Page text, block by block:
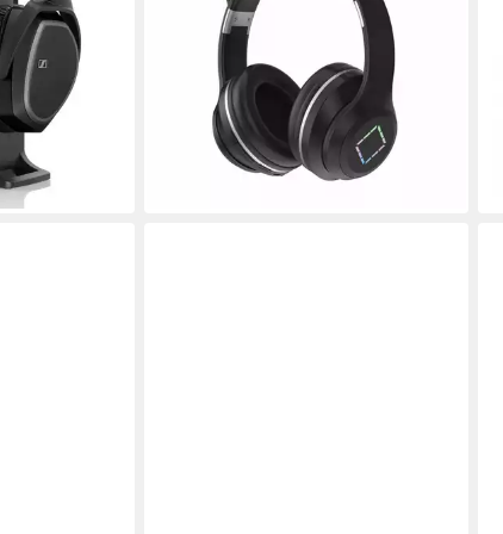
bei dir
Kopfhörer
Verbindung
360 Std. max. Laufzeit
Gewicht
30,99 € UVP 58,99 €
lieferbar - in 5-6 Werktagen bei dir